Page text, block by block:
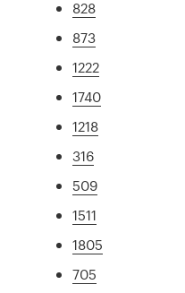
828
873
1222
1740
1218
316
509
1511
1805
705